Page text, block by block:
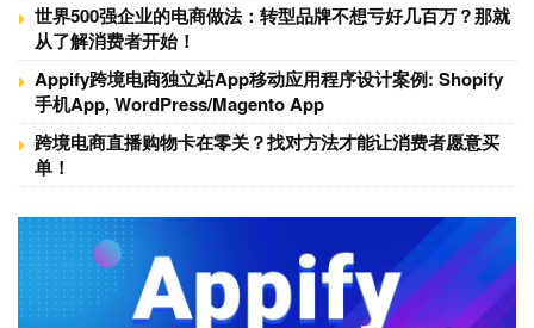
世界500强企业的电商做法：转型品牌不想亏好几百万？那就
从了解消费者开始！
Appify跨境电商独立站App移动应用程序设计案例: Shopify
手机App, WordPress/Magento App
跨境电商直播购物卡在零关？找对方法才能让消费者愿意买
单！